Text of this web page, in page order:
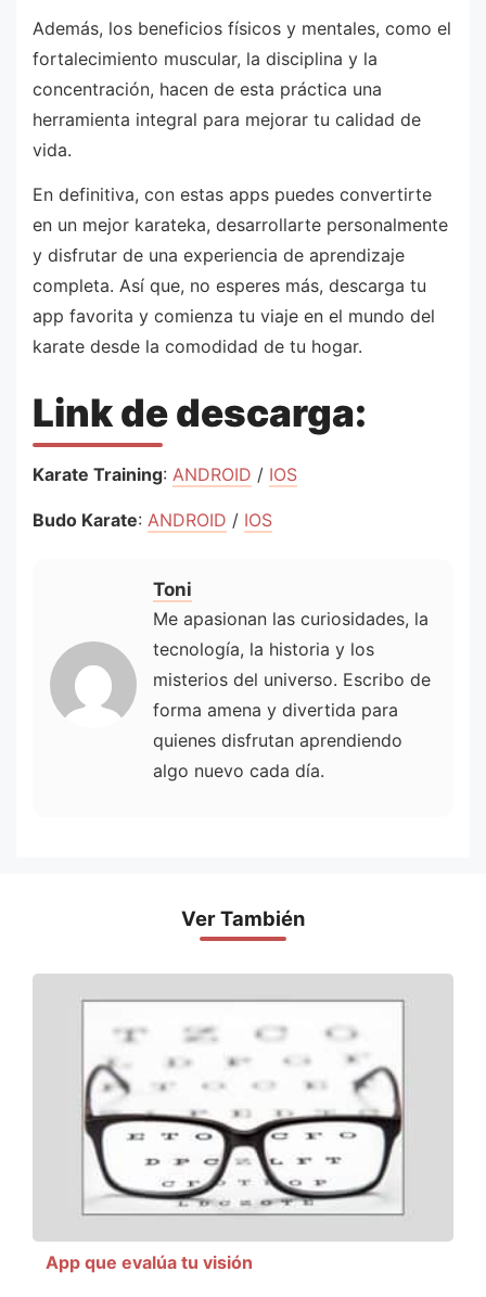
Además, los beneficios físicos y mentales, como el
fortalecimiento muscular, la disciplina y la
concentración, hacen de esta práctica una
herramienta integral para mejorar tu calidad de
vida.
En definitiva, con estas apps puedes convertirte
en un mejor karateka, desarrollarte personalmente
y disfrutar de una experiencia de aprendizaje
completa. Así que, no esperes más, descarga tu
app favorita y comienza tu viaje en el mundo del
karate desde la comodidad de tu hogar.
Link de descarga:
Karate Training: ANDROID / IOS
Budo Karate: ANDROID / IOS
Toni
Me apasionan las curiosidades, la
tecnología, la historia y los
misterios del universo. Escribo de
forma amena y divertida para
quienes disfrutan aprendiendo
algo nuevo cada día.
Ver También
App que evalúa tu visión